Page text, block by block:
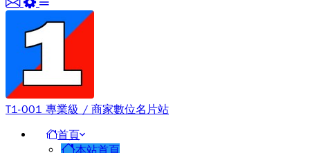
T1-001 專業級 / 商家數位名片站
首頁
本站首頁